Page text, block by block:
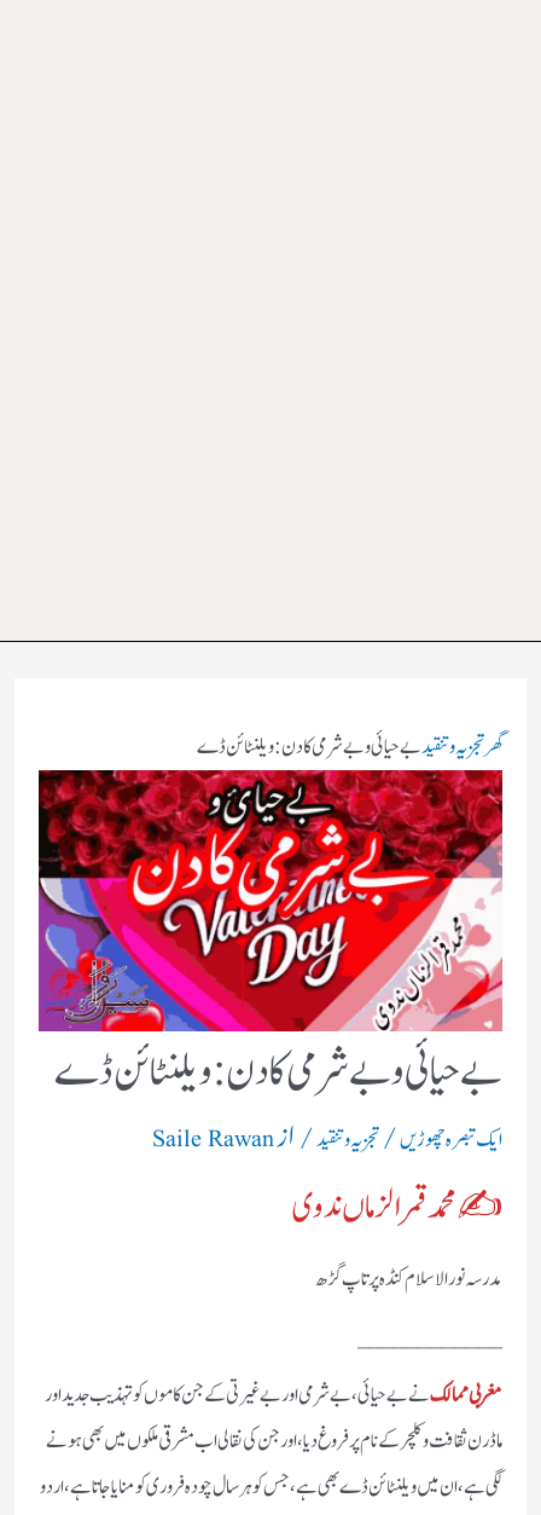
گھرتجزیہ و تنقیدبے حیائی و بے شرمی کا دن: ویلنٹائن ڈے
بے حیائی و بے شرمی کا دن: ویلنٹائن ڈے
ایک تبصرہ چھوڑیں/تجزیہ و تنقید/ ازSaile Rawan
✍محمد قمر الزماں ندوی
مدرسہ نور الاسلام کنڈہ پرتاپ گڑھ
مغربی ممالکنے بے حیائی، بے شرمی اور بے غیرتی کے جن کاموں کو تہذیب جدید اور
ماڈرن ثقافت و کلچر کے نام پر فروغ دیا، اور جن کی نقالی اب مشرقی ملکوں میں بھی ہونے
لگی ہے، ان میں ویلنٹائن ڈے بھی ہے، جس کو ہر سال چودہ فروری کو منایا جاتا ہے، اردو